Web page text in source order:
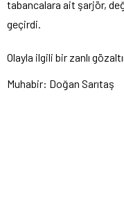
tabancalara ait şarjör,
geçirdi.
Olayla ilgili bir zanlı
Muhabir: Doğan Sarıtaş